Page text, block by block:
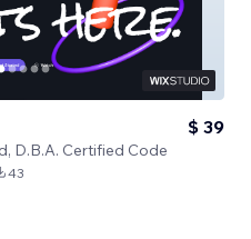
D.B.A. Certified Code
$ 39
43